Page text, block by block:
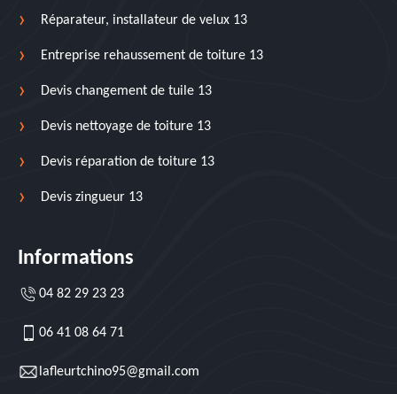
Réparateur, installateur de velux 13
Entreprise rehaussement de toiture 13
Devis changement de tuile 13
Devis nettoyage de toiture 13
Devis réparation de toiture 13
Devis zingueur 13
Informations
04 82 29 23 23
06 41 08 64 71
lafleurtchino95@gmail.com